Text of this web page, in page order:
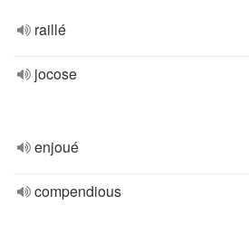
raillé
jocose
enjoué
compendious